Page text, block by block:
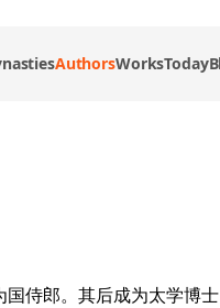
AuthorsWorksToday
侍郎。其后成为太学博